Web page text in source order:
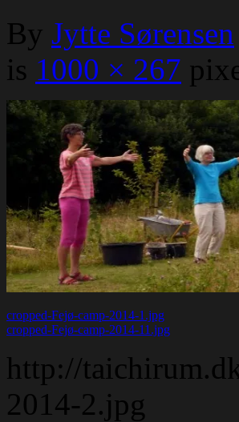
By Jytte Sørensen
is 1000 × 267
cropped-Fejø-camp-2014-1.jpg
cropped-Fejø-camp-2014-11.jpg
http://
2014-2.jpg